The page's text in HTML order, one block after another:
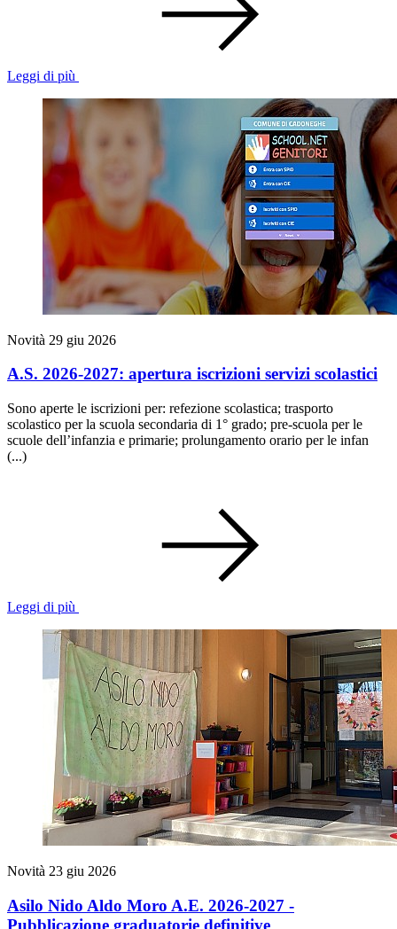
Leggi di più
Novità 29 giu 2026
A.S. 2026-2027: apertura iscrizioni servizi scolastici
Sono aperte le iscrizioni per: refezione scolastica; trasporto
scolastico per la scuola secondaria di 1° grado; pre-scuola per le
scuole dell’infanzia e primarie; prolungamento orario per le infan
(...)
Leggi di più
Novità 23 giu 2026
Asilo Nido Aldo Moro A.E. 2026-2027 -
Pubblicazione graduatorie definitive